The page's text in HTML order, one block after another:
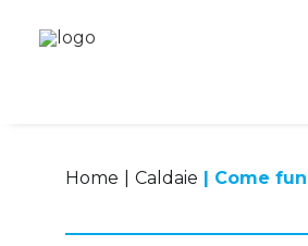
Home Caldaie Come